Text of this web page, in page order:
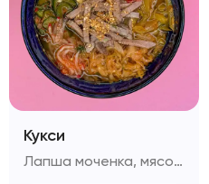
Кукси
Лапша моченка, мясо вырезка, капуста, огурцы, болгарский перец, яичный омлет, редиска, помидоры, секретный бульон , зелень, кунжут